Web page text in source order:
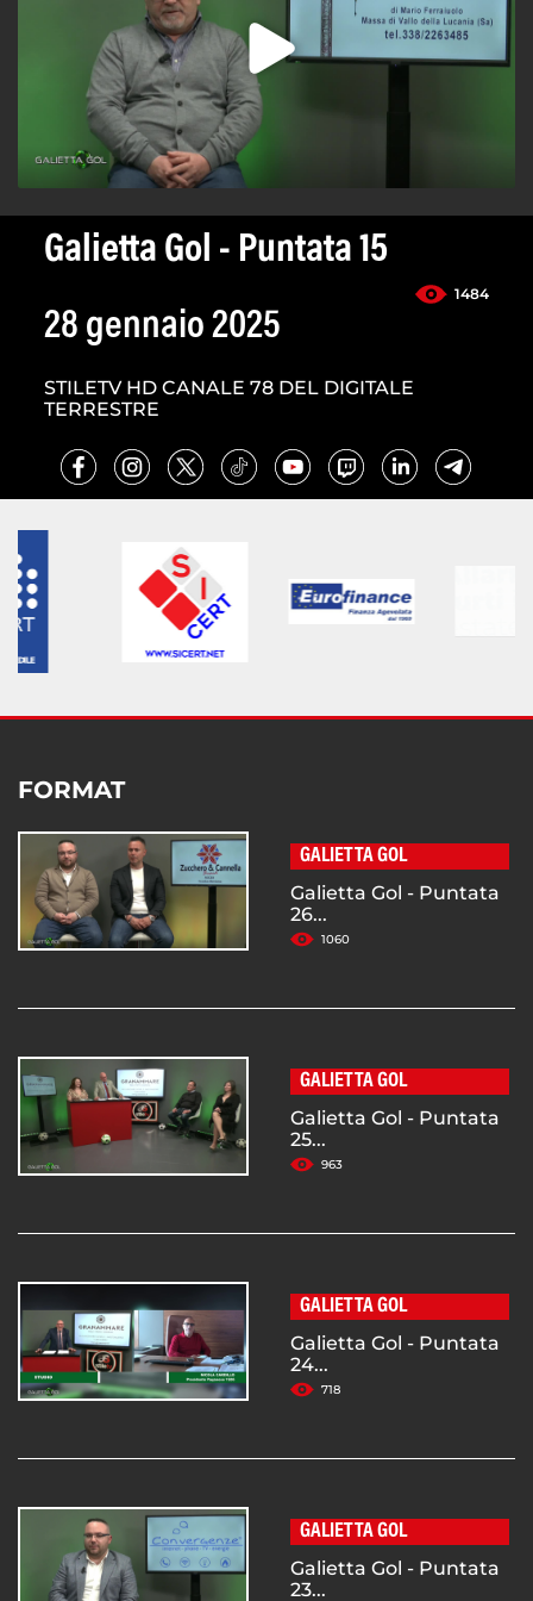
Galietta Gol - Puntata 15
1484
28 gennaio 2025
STILETV HD CANALE 78 DEL DIGITALE
TERRESTRE
FORMAT
GALIETTA GOL
Galietta Gol - Puntata
26...
1060
GALIETTA GOL
Galietta Gol - Puntata
25...
963
GALIETTA GOL
Galietta Gol - Puntata
24...
718
GALIETTA GOL
Galietta Gol - Puntata
23...